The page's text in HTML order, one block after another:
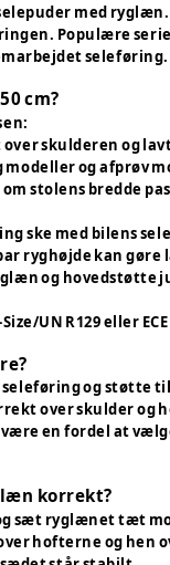
med
Populære
seleføring.
cm?
skulderen og
og afprøv
stolens bredde
ske med bilens
ryghøjde kan
og
UN R129 eller
og støtte
over skulder og
en fordel at
korrekt?
sæt ryglænet tæt
hofterne og